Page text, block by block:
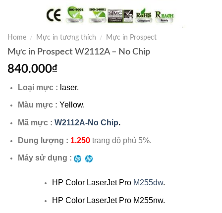
Home / Mực in tương thích / Mực in Prospect
Mực in Prospect W2112A – No Chip
840.000₫
Loại mực : laser.
Màu mực : Yellow.
Mã mực : W2112A-No Chip.
Dung lượng : 1.250trang độ phủ 5%.
Máy sử dụng :
HP Color LaserJet Pro M255dw.
HP Color LaserJet Pro M255nw.